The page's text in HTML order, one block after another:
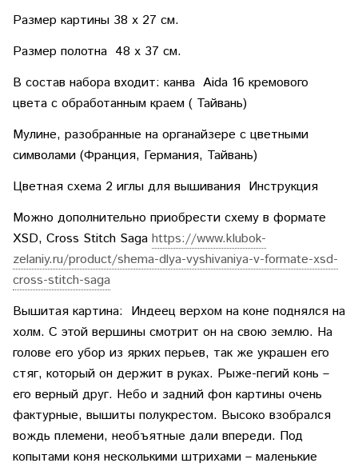
Размер картины 38 х 27 см.
Размер полотна 48 х 37 см.
В состав набора входит: канва Aida 16 кремового
цвета с обработанным краем ( Тайвань)
Мулине, разобранные на органайзере с цветными
символами (Франция, Германия, Тайвань)
Цветная схема 2 иглы для вышивания Инструкция
Можно дополнительно приобрести схему в формате
XSD, Cross Stitch Saga https://www.klubok-
zelaniy.ru/product/shema-dlya-vyshivaniya-v-formate-xsd-
cross-stitch-saga
Вышитая картина: Индеец верхом на коне поднялся на
холм. С этой вершины смотрит он на свою землю. На
голове его убор из ярких перьев, так же украшен его
стяг, который он держит в руках. Рыже-пегий конь –
его верный друг. Небо и задний фон картины очень
фактурные, вышиты полукрестом. Высоко взобрался
вождь племени, необъятные дали впереди. Под
копытами коня несколькими штрихами – маленькие